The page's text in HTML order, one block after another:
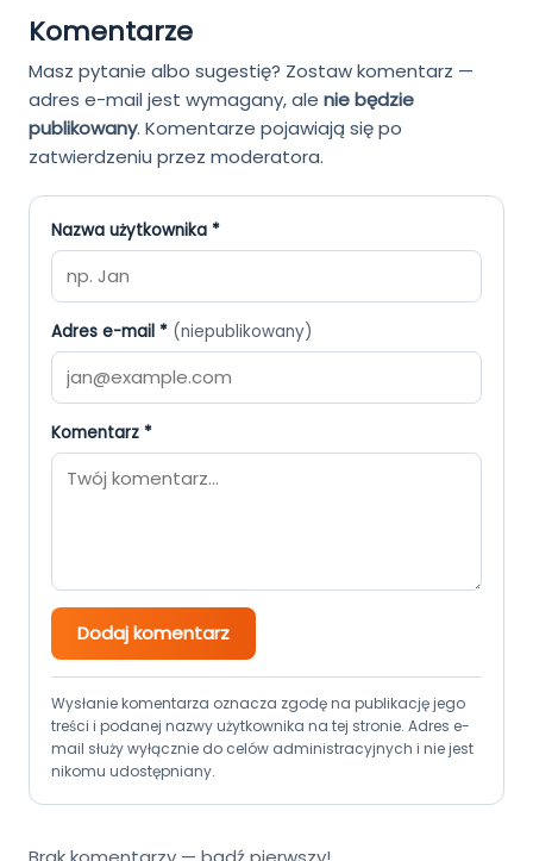
Komentarze
Masz pytanie albo sugestię? Zostaw komentarz —
adres e-mail jest wymagany, ale nie będzie
publikowany. Komentarze pojawiają się po
zatwierdzeniu przez moderatora.
Nazwa użytkownika *
Adres e-mail * (niepublikowany)
Komentarz *
Dodaj komentarz
Wysłanie komentarza oznacza zgodę na publikację jego
treści i podanej nazwy użytkownika na tej stronie. Adres e-
mail służy wyłącznie do celów administracyjnych i nie jest
nikomu udostępniany.